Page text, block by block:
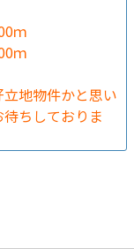
ｍ
ｍ
地物件かと思い
ちしておりま